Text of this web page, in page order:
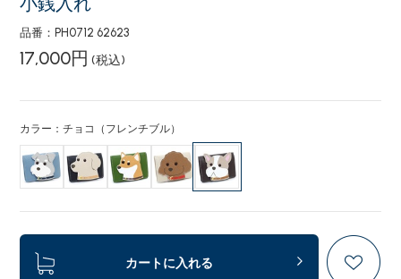
品番：PH0712 62623
17,000円 (税込)
カラー：チョコ（フレンチブル）
カートに入れる